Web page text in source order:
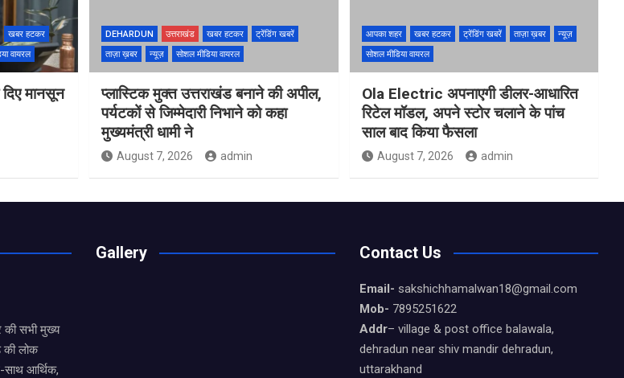
खबर हटकर
वायरल
दिए मानसून
DEHARDUN उत्तराखंड खबर हटकर
ट्रेंडिंग खबरें
ताज़ा ख़बर
न्यूज़ सोशल मीडिया वायरल
प्लास्टिक मुक्त उत्तराखंड बनाने की अपील,
पर्यटकों से जिम्मेदारी निभाने को कहा
मुख्यमंत्री धामी ने
August 7, 2026 admin
आपका शहर खबर हटकर ट्रेंडिंग खबरें ताज़ा ख़बर
न्यूज़
सोशल मीडिया वायरल
Ola Electric अपनाएगी डीलर-आधारित
रिटेल मॉडल, अपने स्टोर चलाने के पांच
साल बाद किया फैसला
August 7, 2026 admin
की सभी मुख्य
की लोक
साथ आर्थिक,
Gallery Contact Us
Email- sakshichhamalwan18@gmail.com
Mob- 7895251622
Addr– village & post office balawala,
dehradun near shiv mandir dehradun,
uttarakhand